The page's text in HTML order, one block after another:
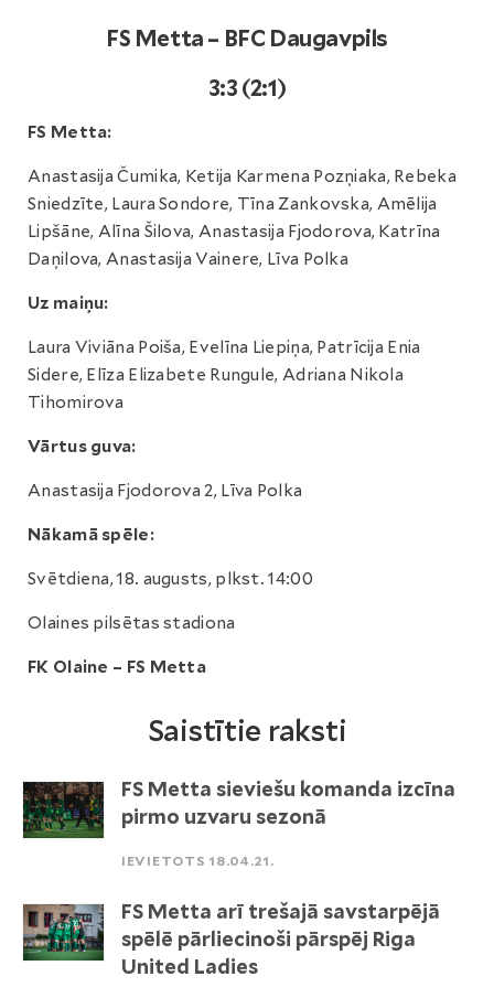
FS Metta – BFC Daugavpils
3:3 (2:1)
FS Metta:
Anastasija Čumika, Ketija Karmena Pozņiaka, Rebeka
Sniedzīte, Laura Sondore, Tīna Zankovska, Amēlija
Lipšāne, Alīna Šilova, Anastasija Fjodorova, Katrīna
Daņilova, Anastasija Vainere, Līva Polka
Uz maiņu:
Laura Viviāna Poiša, Evelīna Liepiņa, Patrīcija Enia
Sidere, Elīza Elizabete Rungule, Adriana Nikola
Tihomirova
Vārtus guva:
Anastasija Fjodorova 2, Līva Polka
Nākamā spēle:
Svētdiena, 18. augusts, plkst. 14:00
Olaines pilsētas stadiona
FK Olaine – FS Metta
Saistītie raksti
FS Metta sieviešu komanda izcīna
pirmo uzvaru sezonā
IEVIETOTS 18.04.21.
FS Metta arī trešajā savstarpējā
spēlē pārliecinoši pārspēj Riga
United Ladies